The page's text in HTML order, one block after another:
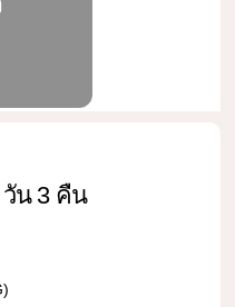
น 3 คืน